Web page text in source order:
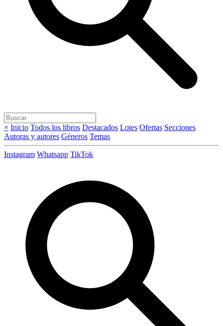
× Inicio Todos los libros Destacados Lotes Ofertas Secciones
Autoras y autores Géneros Temas
Instagram Whatsapp TikTok